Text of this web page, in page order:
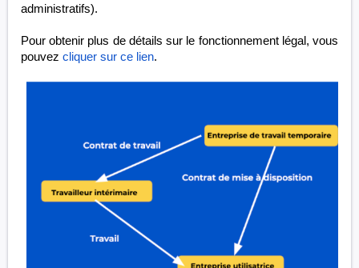
administratifs).
Pour obtenir plus de détails sur le fonctionnement légal, vous
pouvez cliquer sur ce lien.